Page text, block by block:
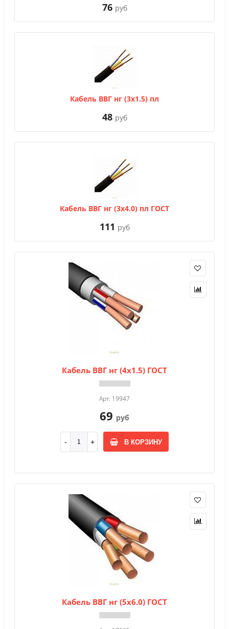
76 руб
Кабель ВВГ нг (3х1.5) пл
48 руб
Кабель ВВГ нг (3х4.0) пл ГОСТ
111 руб
Кабель ВВГ нг (4х1.5) ГОСТ
Арт: 19947
69 руб
В КОРЗИНУ
Кабель ВВГ нг (5х6.0) ГОСТ